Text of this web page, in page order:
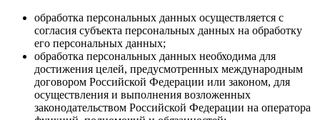
обработка персональных данных осуществляется с
согласия субъекта персональных данных на обработку
его персональных данных;
обработка персональных данных необходима для
достижения целей, предусмотренных международным
договором Российской Федерации или законом, для
осуществления и выполнения возложенных
законодательством Российской Федерации на оператора